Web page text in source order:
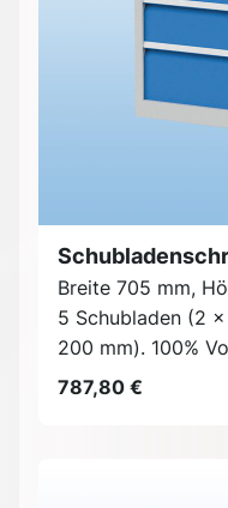
Breite 705 mm,
5 Schubladen (2
200 mm). 100%
787,80 €